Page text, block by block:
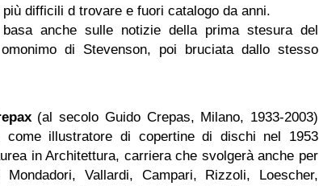
difficili d trovare e fuori catalogo da anni.
anche sulle notizie della prima stesura del
di Stevenson, poi bruciata dallo stesso
(al secolo Guido Crepas, Milano, 1933-2003)
come illustratore di copertine di dischi nel 1953
in Architettura, carriera che svolgerà anche per
Vallardi, Campari, Rizzoli, Loescher,